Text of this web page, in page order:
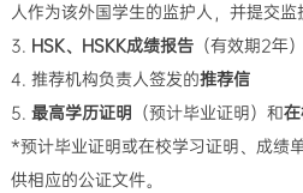
人作为该外国学生的监护人，并提交监
3. HSK、HSKK成绩报告（有效期2年
4. 推荐机构负责人签发的推荐信
5. 最高学历证明 （预计毕业证明）和
*预计毕业证明或在校学习证明、成绩
供相应的公证文件。